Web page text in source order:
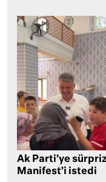
Ak Parti’ye
Manifest’i istedi